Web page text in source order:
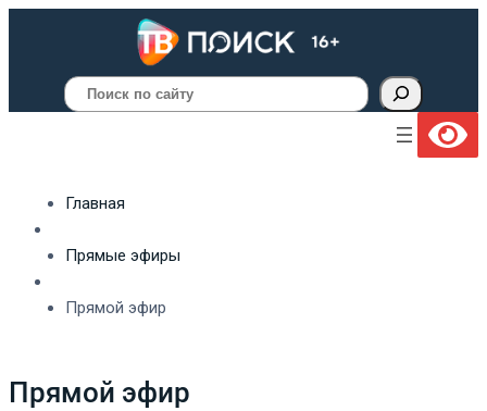
Поиск
Главная
Прямые эфиры
Прямой эфир
Прямой эфир